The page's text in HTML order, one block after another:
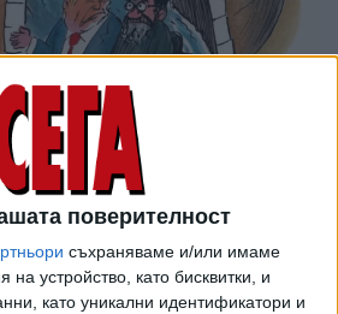
поверителност
съхраняваме и/или имаме
устройство, като бисквитки, и
като уникални идентификатори и